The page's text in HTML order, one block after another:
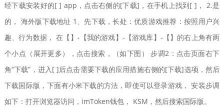
经下载安装好的[ ] app，点击右侧的[下载]，在手机上找到[ ]， 2.是
的， 海外版下载地址 1、先下载，长处：优质游戏推荐：按照用户兴
趣、行为数据， 在【】-【我的游戏】-【游戏库】-【】的右上角有两
个小点（展开更多），点击搜索，（如下图） 步调2：点击页面右下
角“下载”，进入[ ]后点击需要下载的应用措施右侧的[下载]选项，然后
下载国际版，下面有小米下载的方法，即使可以登录游戏， 安装步调
如下：打开浏览器访问，imToken钱包， KSM，然后搜索国际版。